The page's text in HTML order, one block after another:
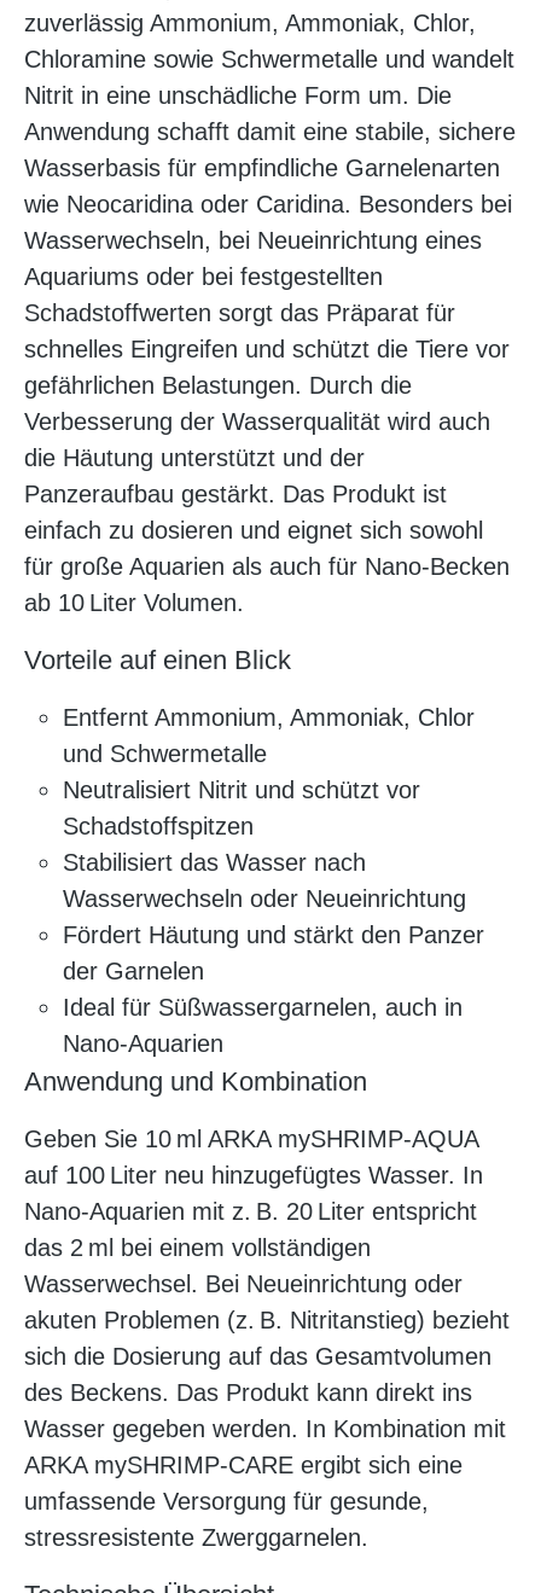
zuverlässig Ammonium, Ammoniak, Chlor,
Chloramine sowie Schwermetalle und wandelt
Nitrit in eine unschädliche Form um. Die
Anwendung schafft damit eine stabile, sichere
Wasserbasis für empfindliche Garnelenarten
wie Neocaridina oder Caridina. Besonders bei
Wasserwechseln, bei Neueinrichtung eines
Aquariums oder bei festgestellten
Schadstoffwerten sorgt das Präparat für
schnelles Eingreifen und schützt die Tiere vor
gefährlichen Belastungen. Durch die
Verbesserung der Wasserqualität wird auch
die Häutung unterstützt und der
Panzeraufbau gestärkt. Das Produkt ist
einfach zu dosieren und eignet sich sowohl
für große Aquarien als auch für Nano-Becken
ab 10 Liter Volumen.
Vorteile auf einen Blick
Entfernt Ammonium, Ammoniak, Chlor
und Schwermetalle
Neutralisiert Nitrit und schützt vor
Schadstoffspitzen
Stabilisiert das Wasser nach
Wasserwechseln oder Neueinrichtung
Fördert Häutung und stärkt den Panzer
der Garnelen
Ideal für Süßwassergarnelen, auch in
Nano-Aquarien
Anwendung und Kombination
Geben Sie 10 ml ARKA mySHRIMP-AQUA
auf 100 Liter neu hinzugefügtes Wasser. In
Nano-Aquarien mit z. B. 20 Liter entspricht
das 2 ml bei einem vollständigen
Wasserwechsel. Bei Neueinrichtung oder
akuten Problemen (z. B. Nitritanstieg) bezieht
sich die Dosierung auf das Gesamtvolumen
des Beckens. Das Produkt kann direkt ins
Wasser gegeben werden. In Kombination mit
ARKA mySHRIMP-CARE ergibt sich eine
umfassende Versorgung für gesunde,
stressresistente Zwerggarnelen.